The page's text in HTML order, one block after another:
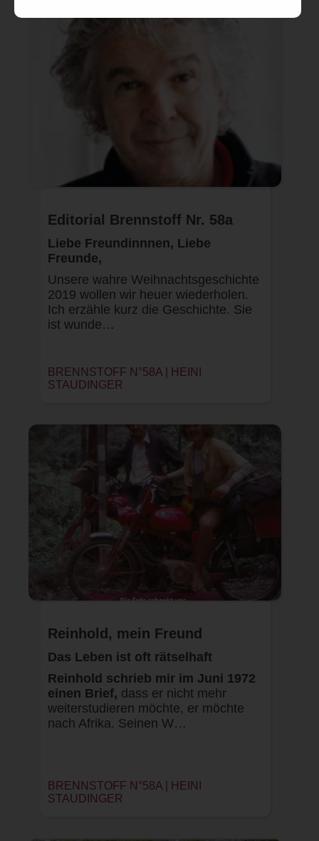
Editorial Brennstoff Nr. 58a
Liebe Freundinnnen, Liebe
Freunde,
Unsere wahre Weihnachtsgeschichte
2019 wollen wir heuer wiederholen.
Ich erzähle kurz die Geschichte. Sie
ist wunde…
BRENNSTOFF N°58A |
HEINI
STAUDINGER
Reinhold, mein Freund
Das Leben ist oft rätselhaft
Reinhold schrieb mir im Juni 1972
einen Brief, dass er nicht mehr
weiterstudieren möchte, er möchte
nach Afrika. Seinen W…
BRENNSTOFF N°58A |
HEINI
STAUDINGER